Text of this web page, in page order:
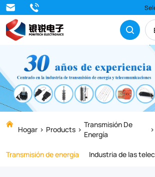
Strengthen
your
construction
projects
with
our
premium-
quality
rods.
Hogar Products
Transmisión De
Energía
Transmisión de energía
Industria de las